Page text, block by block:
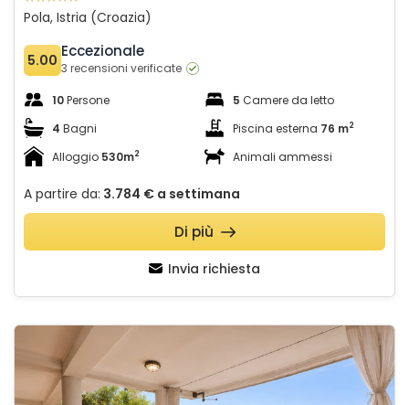
Pola, Istria (Croazia)
5.00 Eccezionale
3 recensioni verificate
10Persone 5 Camere da letto
4 Bagni Piscina esterna 76 m2
Alloggio 530m2 Animali ammessi
A partire da: 3.784 € a settimana
Invia richiesta
Di più
Melone Apartman 3 Senj Sveti Juraj